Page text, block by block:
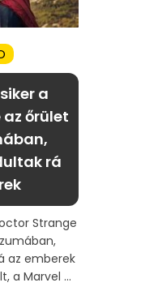
a
őrület
rá
Strange
az emberek
a Marvel ...